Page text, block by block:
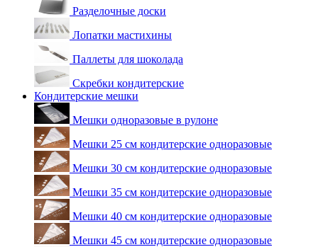
Разделочные доски
Лопатки мастихины
Паллеты для шоколада
Скребки кондитерские
Кондитерские мешки
Мешки одноразовые в рулоне
Мешки 25 см кондитерские одноразовые
Мешки 30 см кондитерские одноразовые
Мешки 35 см кондитерские одноразовые
Мешки 40 см кондитерские одноразовые
Мешки 45 см кондитерские одноразовые